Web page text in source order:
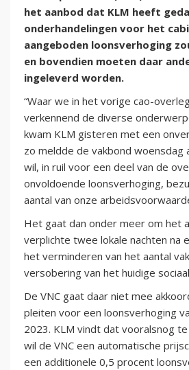
het aanbod dat KLM heeft
onderhandelingen voor het
aangeboden loonsverhoging
en bovendien moeten daar
ingeleverd worden.
“Waar we in het vorige cao-
verkennend de diverse
kwam KLM gisteren met een
zo meldde de vakbond woensdag
wil, in ruil voor een deel van de
onvoldoende loonsverhoging,
aantal van onze
Het gaat dan onder meer om het
verplichte twee lokale nachten na
het verminderen van het aantal
versobering van het huidige
De VNC gaat daar niet mee
pleiten voor een loonsverhoging
2023. KLM vindt dat vooralsnog
wil de VNC een automatische
een additionele 0,5 procent